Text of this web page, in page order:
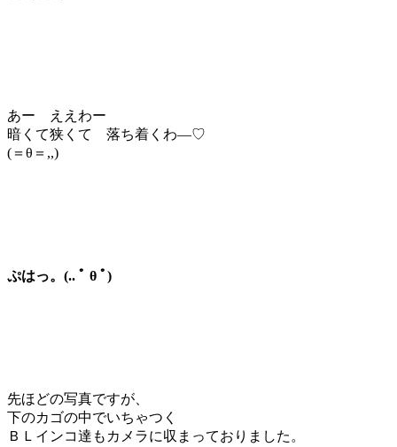
あー ええわー
暗くて狭くて 落ち着くわ―♡
(＝θ＝,,)
ぷはっ。(.. ﾟ θ ﾟ)
先ほどの写真ですが、
下のカゴの中でいちゃつく
ＢＬインコ達もカメラに収まっておりました。